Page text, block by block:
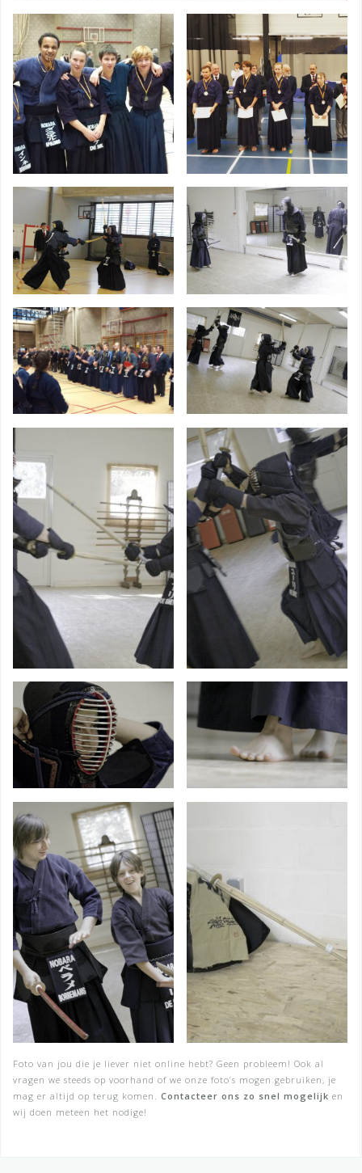
Foto van jou die je liever niet online hebt? Geen probleem! Ook al
vragen we steeds op voorhand of we onze foto’s mogen gebruiken, je
mag er altijd op terug komen. Contacteer ons zo snel mogelijk en
wij doen meteen het nodige!